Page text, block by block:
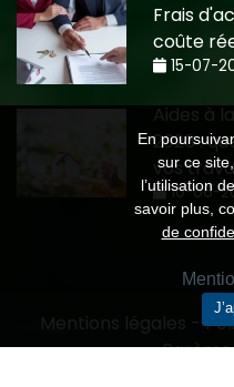
Frais
coûte
15-07-
Aides à
2026 :
vos
10-06-
-
Barème
En
sur ce
l’utilisation
savoir plus,
de